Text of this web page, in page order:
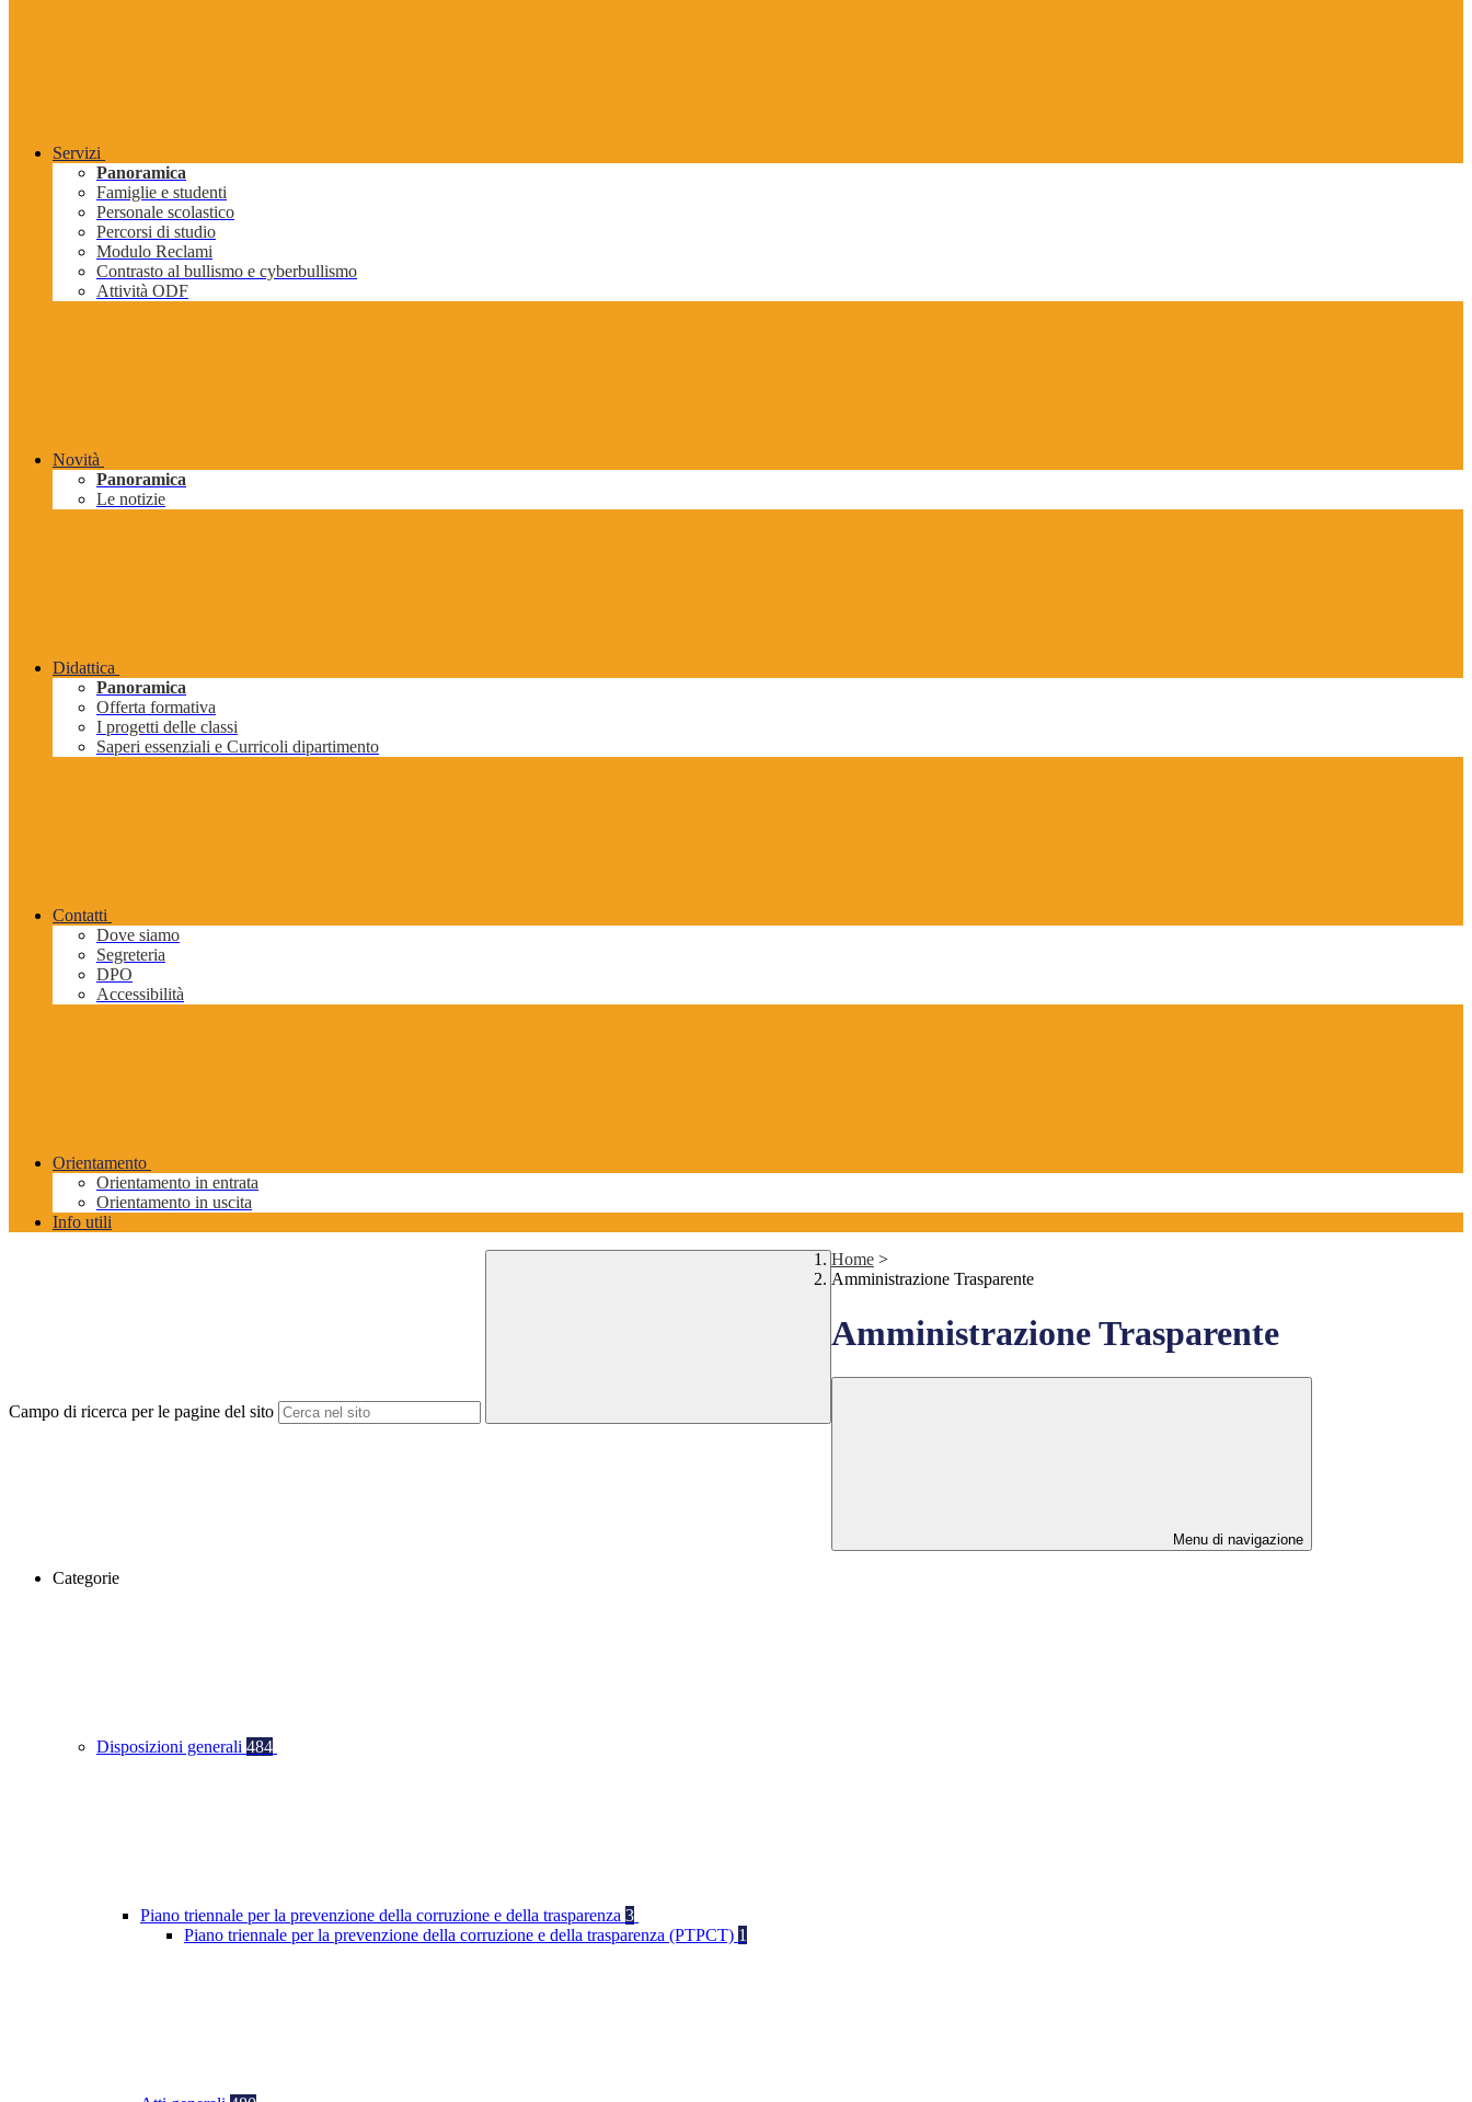
Servizi
Panoramica
Famiglie e studenti
Personale scolastico
Percorsi di studio
Modulo Reclami
Contrasto al bullismo e cyberbullismo
Attività ODF
Novità
Panoramica
Le notizie
Didattica
Panoramica
Offerta formativa
I progetti delle classi
Saperi essenziali e Curricoli dipartimento
Contatti
Dove siamo
Segreteria
DPO
Accessibilità
Orientamento
Orientamento in entrata
Orientamento in uscita
Info utili
Campo di ricerca per le pagine del sito
Home >
Amministrazione Trasparente
Amministrazione Trasparente
Menu di navigazione
Categorie
Disposizioni generali 484
Piano triennale per la prevenzione della corruzione e della trasparenza 3
Piano triennale per la prevenzione della corruzione e della trasparenza (PTPCT) 1